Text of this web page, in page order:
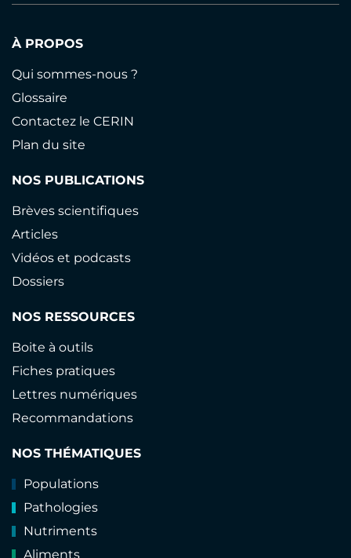
À PROPOS
Qui sommes-nous ?
Glossaire
Contactez le CERIN
Plan du site
NOS PUBLICATIONS
Brèves scientifiques
Articles
Vidéos et podcasts
Dossiers
NOS RESSOURCES
Boite à outils
Fiches pratiques
Lettres numériques
Recommandations
NOS THÉMATIQUES
Populations
Pathologies
Nutriments
Aliments